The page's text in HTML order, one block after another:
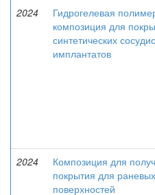
2024
Гидрогелевая
композиция для
синтетических
имплантатов
2024
Композиция для
покрытия для раневых
поверхностей